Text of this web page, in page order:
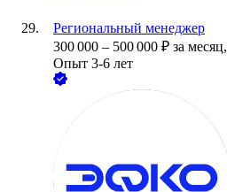
Региональный менеджер
300 000 – 500 000 ₽ за месяц,
Опыт 3-6 лет